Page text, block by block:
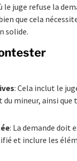
le juge refuse la
que cela
solide.
: Cela inclut le
mineur, ainsi que
: La demande doit
et inclure les